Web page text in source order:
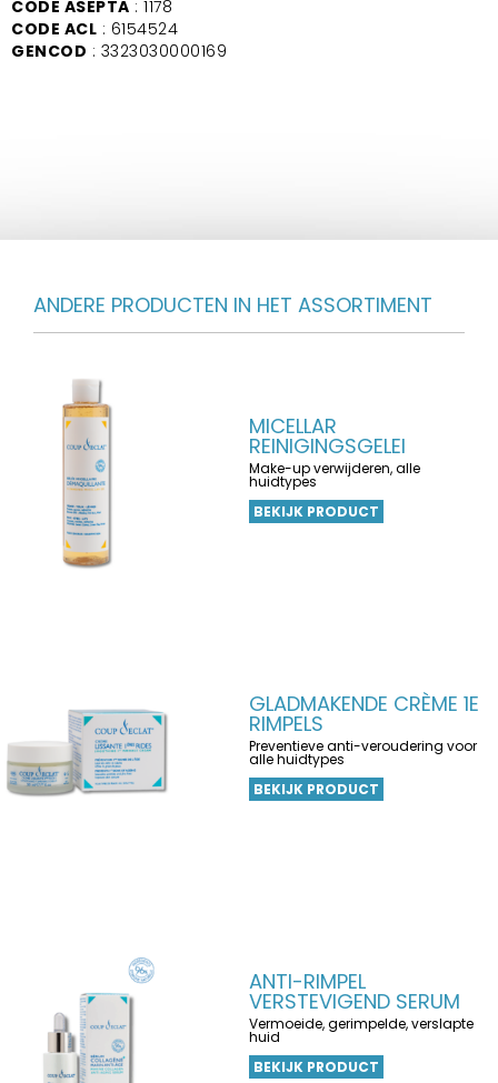
CODE ASEPTA : 1178
CODE ACL : 6154524
GENCOD : 3323030000169
ANDERE PRODUCTEN IN HET ASSORTIMENT
MICELLAR
REINIGINGSGELEI
Make-up verwijderen, alle
huidtypes
BEKIJK PRODUCT
GLADMAKENDE CRÈME 1E
RIMPELS
Preventieve anti-veroudering voor
alle huidtypes
BEKIJK PRODUCT
ANTI-RIMPEL
VERSTEVIGEND SERUM
Vermoeide, gerimpelde, verslapte
huid
BEKIJK PRODUCT